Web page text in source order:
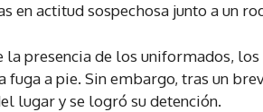
en actitud sospechosa junto a un
la presencia de los uniformados,
fuga a pie. Sin embargo, tras un
lugar y se logró su detención.